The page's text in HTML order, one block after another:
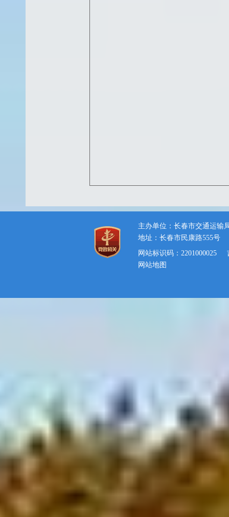
主办单位：长春市交通运输
地址：长春市民康路555号
网站标识码：2201000025
网站地图